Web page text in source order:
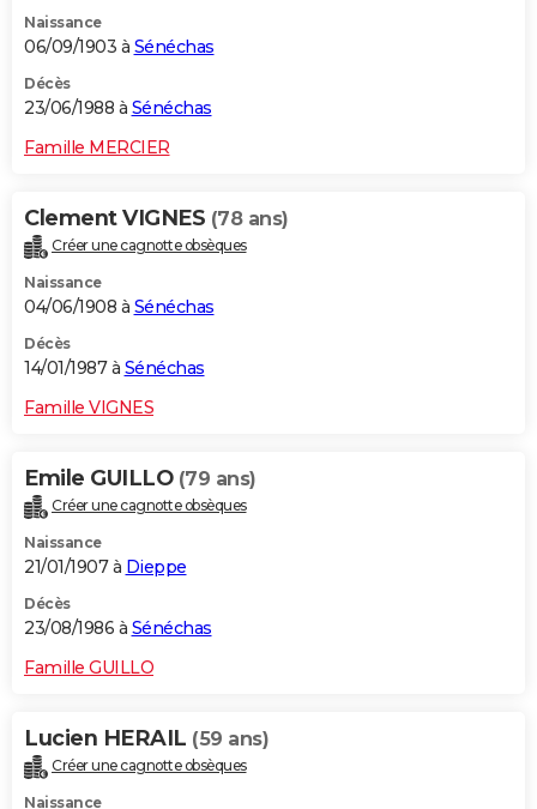
Naissance
06/09/1903 à Sénéchas
Décès
23/06/1988 à Sénéchas
Famille MERCIER
Clement VIGNES (78 ans)
Créer une cagnotte obsèques
Naissance
04/06/1908 à Sénéchas
Décès
14/01/1987 à Sénéchas
Famille VIGNES
Emile GUILLO (79 ans)
Créer une cagnotte obsèques
Naissance
21/01/1907 à Dieppe
Décès
23/08/1986 à Sénéchas
Famille GUILLO
Lucien HERAIL (59 ans)
Créer une cagnotte obsèques
Naissance